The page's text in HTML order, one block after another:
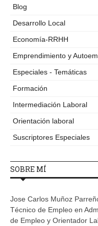
Blog
Desarrollo Local
Economía-RRHH
Emprendimiento y
Especiales - Temáticas
Formación
Intermediación Laboral
Orientación laboral
Suscriptores Especiales
SOBRE MÍ
Jose Carlos Muñoz
Técnico de Empleo en
de Empleo y Orientador